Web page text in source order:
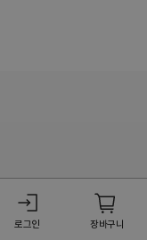
로그인 장바구니